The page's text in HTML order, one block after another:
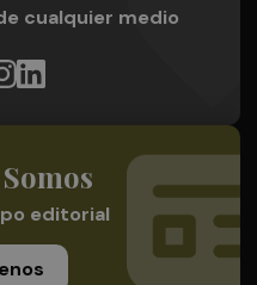
cualquier medio
editorial